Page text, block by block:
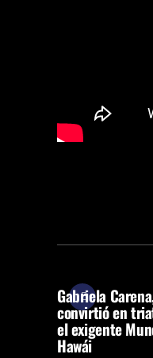
Gabriela
convirtió en
el exigente
Hawái